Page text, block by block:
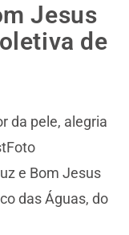
Jesus
de
da pele, alegria
e Bom Jesus
das Águas, do